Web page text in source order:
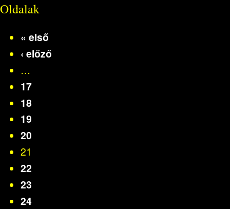
Oldalak
« első
‹ előző
…
17
18
19
20
21
22
23
24